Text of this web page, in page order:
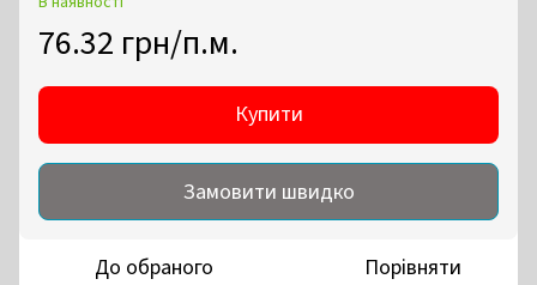
76.32 грн/п.м.
Купити
Замовити швидко
До обраного Порівняти